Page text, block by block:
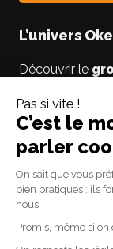
L’univers
Découvrir le
Vous êtes un
Suivez le blog
experte
Suivez-nous
Linkedin